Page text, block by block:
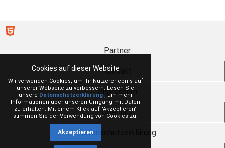
Cookies auf dieser Website
Wir verwenden Cookies, um Ihr Nutzererlebnis auf
unserer Webseite zu verbessern. Lesen Sie
unsere Datenschutzerklärung, um mehr
Informationen über unseren Umgang mit Daten
zu erhalten. Mit einem Klick auf "Akzeptieren"
stimmen Sie der Verwendung von Cookies zu.
Akzeptieren
Partner
Kontakt
Impressum
Über uns
Datenschutzerklärung